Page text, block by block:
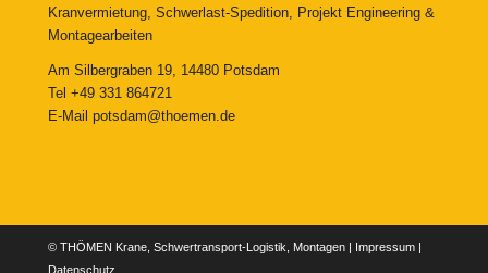
Kranvermietung, Schwerlast-Spedition, Projekt Engineering &
Montagearbeiten
Am Silbergraben 19, 14480 Potsdam
Tel +49 331 864721
E-Mail potsdam@thoemen.de
© THÖMEN Krane, Schwertransport-Logistik, Montagen | Impressum|
Datenschutz